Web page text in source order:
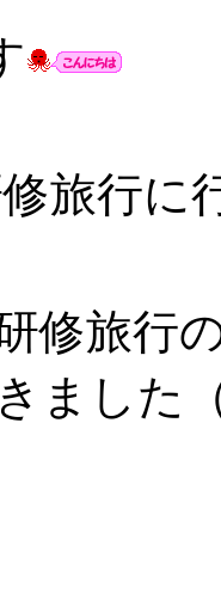
旅行に
修旅行
ました